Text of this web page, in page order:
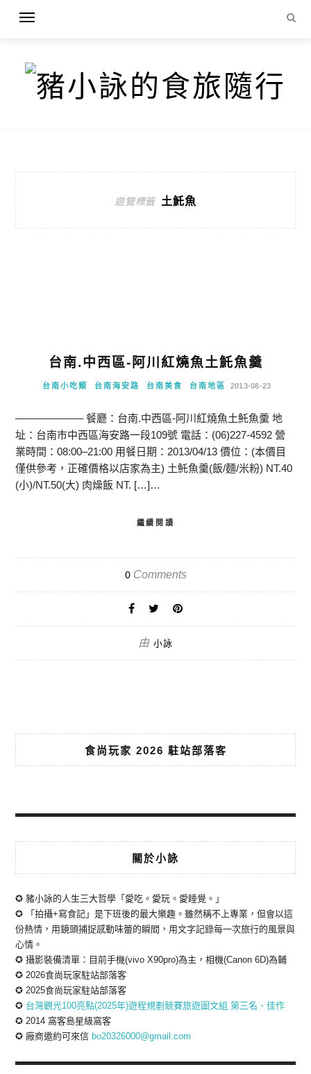
遊覽標籤 土魠魚
台南.中西區-阿川紅燒魚土魠魚羹
台南小吃類 台南海安路 台南美食 台南地區 2013-08-23
——————– 餐廳：台南.中西區-阿川紅燒魚土魠魚羹 地
址：台南市中西區海安路一段109號 電話：(06)227-4592 營
業時間：08:00–21:00 用餐日期：2013/04/13 價位：(本價目
僅供參考，正確價格以店家為主) 土魠魚羹(飯/麵/米粉) NT.40
(小)/NT.50(大) 肉燥飯 NT. […]…
繼續閱讀
0Comments
由 小詠
食尚玩家 2026 駐站部落客
關於小詠
✪ 豬小詠的人生三大哲學「愛吃。愛玩。愛睡覺。」
✪ 「拍攝+寫食記」是下班後的最大樂趣。雖然稱不上專業，但會以這
份熱情，用鏡頭捕捉感動味蕾的瞬間，用文字記錄每一次旅行的風景與
心情。
✪ 攝影裝備清單：目前手機(vivo X90pro)為主，相機(Canon 6D)為輔
✪ 2026食尚玩家駐站部落客
✪ 2025食尚玩家駐站部落客
✪ 台灣觀光100亮點(2025年)遊程規劃競賽旅遊圖文組 第三名、佳作
✪ 2014 窩客島星級窩客
✪ 廠商邀約可來信 bo20326000@gmail.com